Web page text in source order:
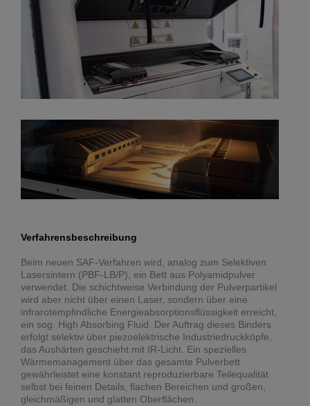
Verfahrensbeschreibung
Beim neuen SAF-Verfahren wird, analog zum Selektiven
Lasersintern (PBF-LB/P), ein Bett aus Polyamidpulver
verwendet. Die schichtweise Verbindung der Pulverpartikel
wird aber nicht über einen Laser, sondern über eine
infrarotempfindliche Energieabsorptionsflüssigkeit erreicht,
ein sog. High Absorbing Fluid. Der Auftrag dieses Binders
erfolgt selektiv über piezoelektrische Industriedruckköpfe,
das Aushärten geschieht mit IR-Licht. Ein spezielles
Wärmemanagement über das gesamte Pulverbett
gewährleistet eine konstant reproduzierbare Teilequalität
selbst bei feinen Details, flachen Bereichen und großen,
gleichmäßigen und glatten Oberflächen.